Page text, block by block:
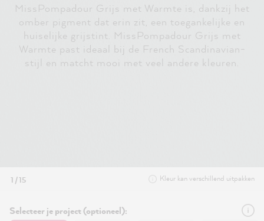
MissPompadour Grijs met Warmte is, dankzij het
omber pigment dat erin zit, een toegankelijke en
huiselijke grijstint. MissPompadour Grijs met
Warmte past ideaal bij de French Scandinavian-
stijl en matcht mooi met veel andere kleuren.
1 / 15 Kleur kan verschillend uitpakken
Selecteer je project (optioneel):